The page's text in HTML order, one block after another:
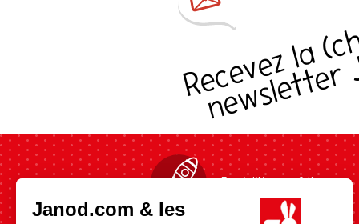
Janod.com & les
Expédition en 24h